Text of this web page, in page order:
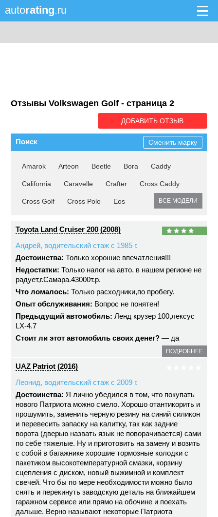
autorating.ru
Отзывы Volkswagen Golf - cтраница 2
ДОБАВИТЬ ОТЗЫВ
Поиск Сменить марку
Amarok Arteon Beetle Bora Caddy
California Caravelle Crafter Cross Caddy
Cross Golf Cross Polo Eos ВСЕ МОДЕЛИ
Toyota Land Cruiser 200 (2008)
Андрей, водительский стаж с 1985 г.
Достоинства: Только хорошие впечатления!!!
Недостатки: Только налог на авто. в нашем регионе не
радует,г.Самара.43000т.р.
Что ломалось: Только расходники,по пробегу.
Опыт обслуживания: Вопрос не понятен!
Предыдущий автомобиль: Ленд крузер 100,лексус
LX-4.7
Стоит ли этот автомобиль своих денег? — да
ПОДРОБНЕЕ
UAZ Patriot (2016)
Леонид, водительский стаж с 2009 г.
Достоинства: Я лично убедился в том, что покупать
нового Патриота можно смело. Хорошо отантикорить и
прошумить, заменить черную резину на синий силикон
и перевесить запаску на калитку, так как задние
ворота (дверью назвать язык не поворачивается) сами
по себе тяжелые. Ну и приготовить на замену и возить
с собой в багажнике хорошие тормозные колодки с
пакетиком высокотемпературной смазки, корзину
сцепления с диском, новый выжимной и комплект
свечей. Что бы по мере необходимости можно было
снять и перекинуть заводскую деталь на ближайшем
гаражном сервисе или прямо на обочине и поехать
дальше. Верно называют некоторые Патриота